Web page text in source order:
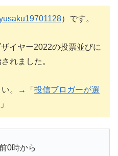
）です。
イヤー2022の投票並びに
れました。
い。→「 投信ブロガーが選
」
0時から